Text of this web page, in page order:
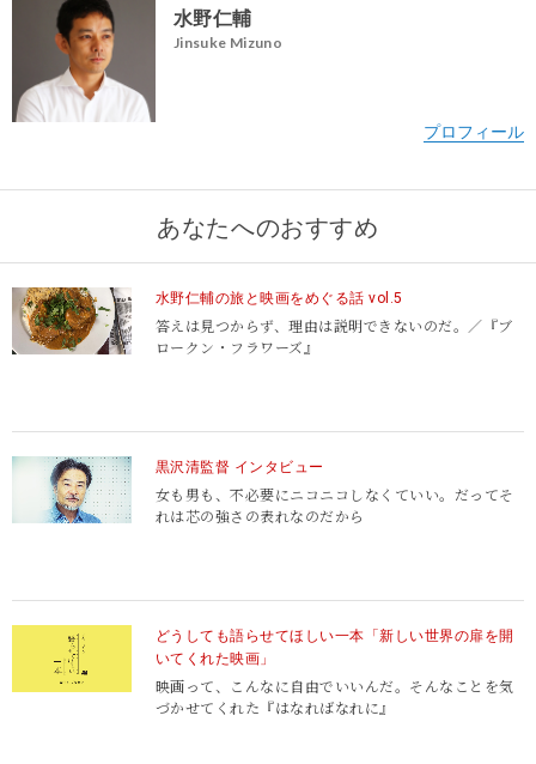
水野仁輔
Jinsuke Mizuno
あなたへのおすすめ
水野仁輔の旅と映画をめぐる話 vol.5
答えは見つからず、理由は説明できないのだ。／『ブ
ロークン・フラワーズ』
黒沢清監督 インタビュー
女も男も、不必要にニコニコしなくていい。だってそ
れは芯の強さの表れなのだから
どうしても語らせてほしい一本「新しい世界の扉を開
いてくれた映画」
映画って、こんなに自由でいいんだ。そんなことを気
づかせてくれた『はなればなれに』